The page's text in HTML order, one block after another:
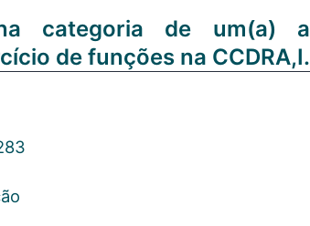
categoria de um(a)
de funções na